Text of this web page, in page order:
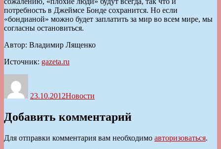
потребность в Джеймсе Бонде сохранится. Но если
«бондианой» можно будет заплатить за мир во всем мире, мы
согласны остановиться.
Автор: Владимир Лященко
Источник: gazeta.ru
23.10.2012Новости
Добавить комментарий
Для отправки комментария вам необходимо авторизоваться.